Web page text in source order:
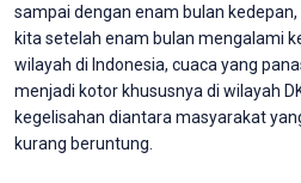
sampai dengan enam bulan
kita setelah enam bulan mengalami
wilayah di Indonesia, cuaca yang
menjadi kotor khususnya di wilayah
kegelisahan diantara masyarakat
kurang beruntung.